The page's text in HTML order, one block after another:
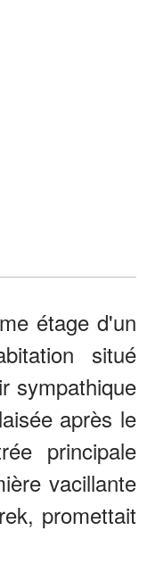
étage d'un
situé
sympathique
après le
principale
vacillante
promettait